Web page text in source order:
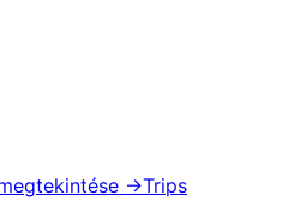
→Trips